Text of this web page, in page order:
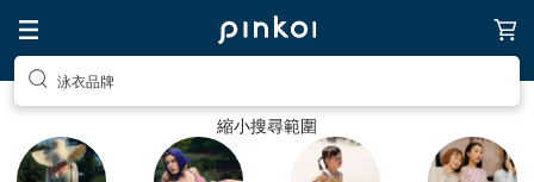
泳衣品牌
縮小搜尋範圍